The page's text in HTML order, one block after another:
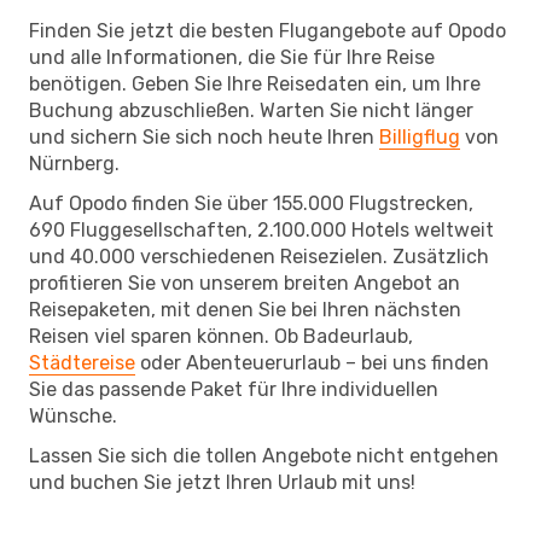
Finden Sie jetzt die besten Flugangebote auf Opodo
und alle Informationen, die Sie für Ihre Reise
benötigen. Geben Sie Ihre Reisedaten ein, um Ihre
Buchung abzuschließen. Warten Sie nicht länger
und sichern Sie sich noch heute Ihren Billigflug von
Nürnberg.
Auf Opodo finden Sie über 155.000 Flugstrecken,
690 Fluggesellschaften, 2.100.000 Hotels weltweit
und 40.000 verschiedenen Reisezielen. Zusätzlich
profitieren Sie von unserem breiten Angebot an
Reisepaketen, mit denen Sie bei Ihren nächsten
Reisen viel sparen können. Ob Badeurlaub,
Städtereise oder Abenteuerurlaub – bei uns finden
Sie das passende Paket für Ihre individuellen
Wünsche.
Lassen Sie sich die tollen Angebote nicht entgehen
und buchen Sie jetzt Ihren Urlaub mit uns!